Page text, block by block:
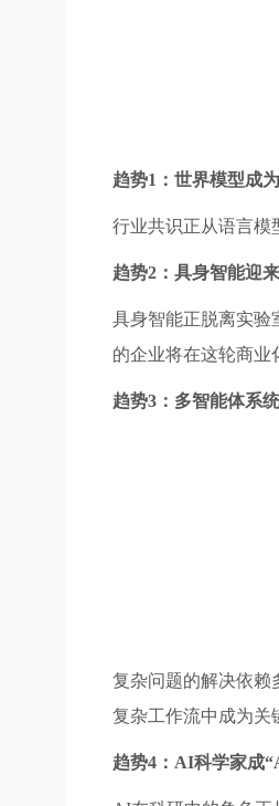
趋势1：世界模型成
行业共识正从语言模
趋势2：具身智能迎
具身智能正脱离实验
的企业将在这轮商业
趋势3：多智能体系
复杂问题的解决依赖
复杂工作流中成为关
趋势4：AI科学家成